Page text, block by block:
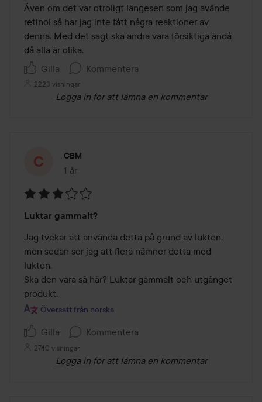
Även om det var otroligt längesen som jag avände
retinol så har jag inte fått några reaktioner av
denna. Med det sagt ska andra vara försiktiga ändå
då alla är olika.
Gilla
Kommentera
2223 visningar
Logga in för att lämna en kommentar
CBM
1 år
Inlägget skapades 1 år
3
av
5
Luktar gammalt?
Jag tvekar att använda detta på grund av lukten,
men sedan ser jag att flera nämner detta med
lukten.
Ska den vara så här? Luktar gammalt och utgånget
Översatt från norska
Gilla Kommentera
2740 visningar
Logga in för att lämna en kommentar